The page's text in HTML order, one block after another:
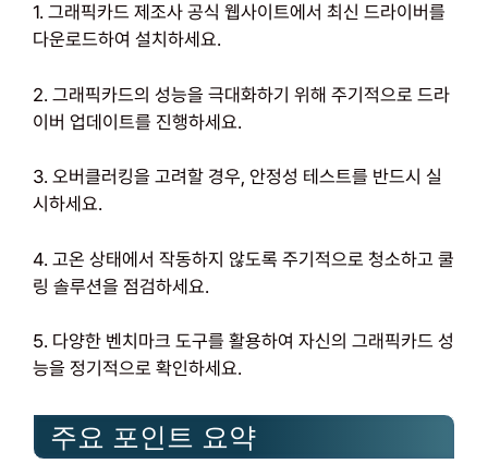
1. 그래픽카드 제조사 공식 웹사이트에서 최신 드라이버를
다운로드하여 설치하세요.
2. 그래픽카드의 성능을 극대화하기 위해 주기적으로 드라
이버 업데이트를 진행하세요.
3. 오버클러킹을 고려할 경우, 안정성 테스트를 반드시 실
시하세요.
4. 고온 상태에서 작동하지 않도록 주기적으로 청소하고 쿨
링 솔루션을 점검하세요.
5. 다양한 벤치마크 도구를 활용하여 자신의 그래픽카드 성
능을 정기적으로 확인하세요.
주요 포인트 요약